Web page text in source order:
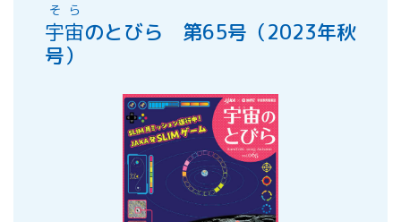
宇宙
そら
のとびら 第65号（2023年秋
号）